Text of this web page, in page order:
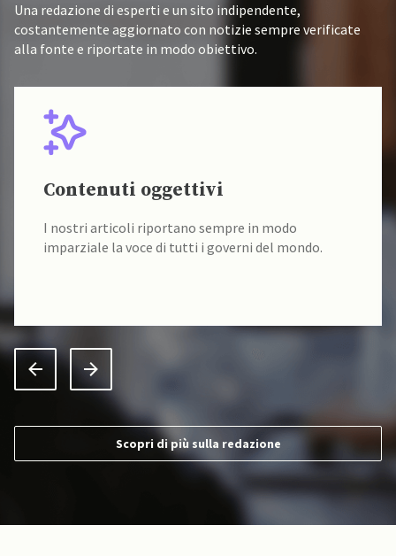
Una redazione di esperti e un sito indipendente,
costantemente aggiornato con notizie sempre verificate
alla fonte e riportate in modo obiettivo.
Contenuti oggettivi
I nostri articoli riportano sempre in modo
imparziale la voce di tutti i governi del mondo.
Scopri di più sulla redazione